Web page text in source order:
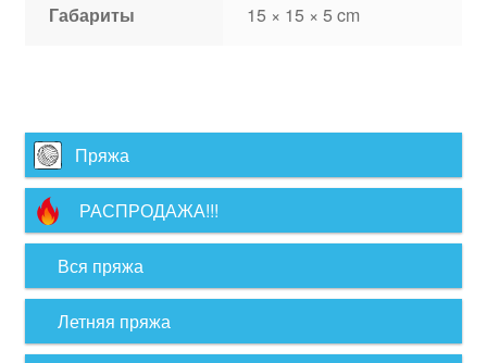
Габариты 15 × 15 × 5 cm
Пряжа
РАСПРОДАЖА!!!
Вся пряжа
Летняя пряжа